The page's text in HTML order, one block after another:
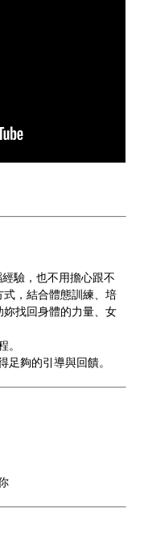
驗，也不用擔心跟不
，結合體態訓練、培
找回身體的力量、女
足夠的引導與回饋。